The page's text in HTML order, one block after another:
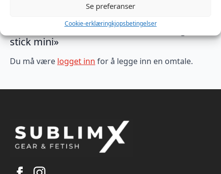
Se preferanser
Cookie-erklæringkjopsbetingelser
Det er ingen omtaler ennå.
Bli den første til å omtale «Lesbian flag on a
stick mini»
Du må være logget inn for å legge inn en omtale.